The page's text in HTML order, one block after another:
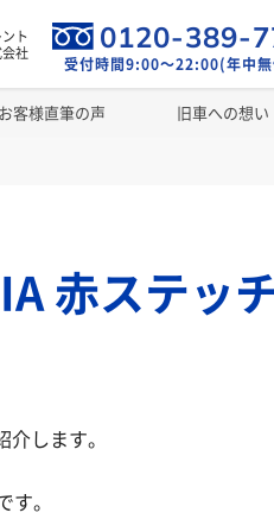
ト
社
0120-389-
受付時間9:00～22:00(年中
お客様直筆の声 旧車への想い
赤ステッ
します。
。